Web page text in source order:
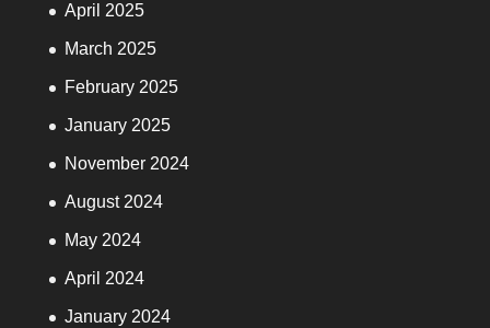
April 2025
March 2025
February 2025
January 2025
November 2024
August 2024
May 2024
April 2024
January 2024